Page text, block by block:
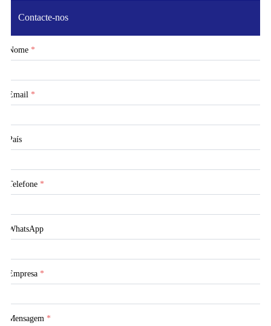
Contacte-nos
Nome *
Email *
País
Telefone *
WhatsApp
Empresa *
Mensagem *